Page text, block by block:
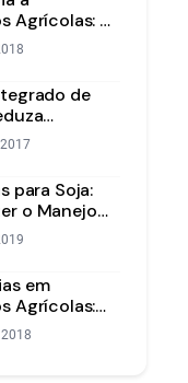
Agrícolas: O
Evitar na
de
e Custos na
para Soja:
o Manejo
Sua
em
Agrícolas:
Lavoura